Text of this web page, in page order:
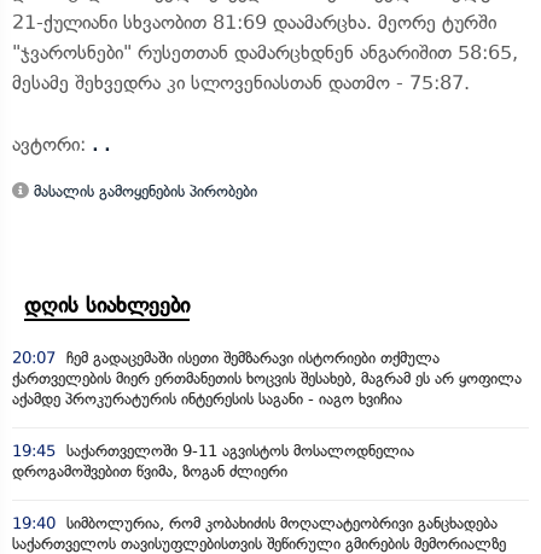
21-ქულიანი სხვაობით 81:69 დაამარცხა. მეორე ტურში
"ჯვაროსნები" რუსეთთან დამარცხდნენ ანგარიშით 58:65,
მესამე შეხვედრა კი სლოვენიასთან დათმო - 75:87.
ავტორი: . .
მასალის გამოყენების პირობები
დღის სიახლეები
20:07 ჩემ გადაცემაში ისეთი შემზარავი ისტორიები თქმულა
ქართველების მიერ ერთმანეთის ხოცვის შესახებ, მაგრამ ეს არ ყოფილა
აქამდე პროკურატურის ინტერესის საგანი - იაგო ხვიჩია
19:45 საქართველოში 9-11 აგვისტოს მოსალოდნელია
დროგამოშვებით წვიმა, ზოგან ძლიერი
19:40 სიმბოლურია, რომ კობახიძის მოღალატეობრივი განცხადება
საქართველოს თავისუფლებისთვის შეწირული გმირების მემორიალზე